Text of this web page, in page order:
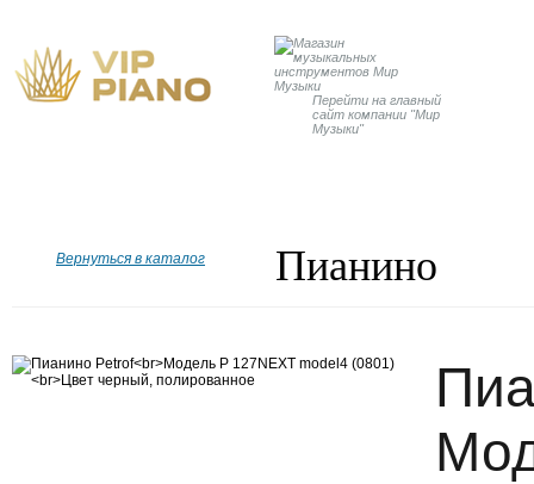
Перейти на главный
сайт компании "Мир
Музыки"
Вернуться в каталог Пианино